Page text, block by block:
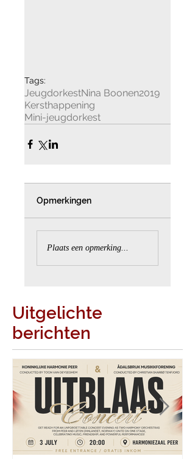
Tags:
JeugdorkestNina Boonen2019
Kersthappening
Mini-jeugdorkest
Opmerkingen
Plaats een opmerking...
Uitgelichte
berichten